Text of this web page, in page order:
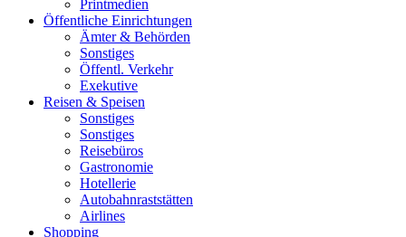
Printmedien
Öffentliche Einrichtungen
Ämter & Behörden
Sonstiges
Öffentl. Verkehr
Exekutive
Reisen & Speisen
Sonstiges
Sonstiges
Reisebüros
Gastronomie
Hotellerie
Autobahnraststätten
Airlines
Shopping